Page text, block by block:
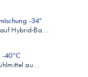
-34°
Hybrid-Ba…
-40°C
au…